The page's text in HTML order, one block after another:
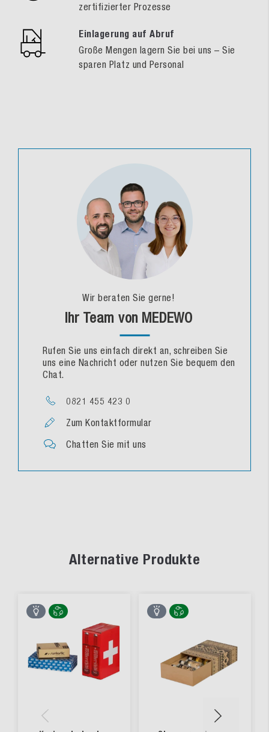
zertifizierter Prozesse
Einlagerung auf Abruf
Große Mengen lagern Sie bei uns – Sie
sparen Platz und Personal
Wir beraten Sie gerne!
Ihr Team von MEDEWO
Rufen Sie uns einfach direkt an, schreiben Sie
uns eine Nachricht oder nutzen Sie bequem den
Chat.
0821 455 423 0
Zum Kontaktformular
Chatten Sie mit uns
Alternative Produkte